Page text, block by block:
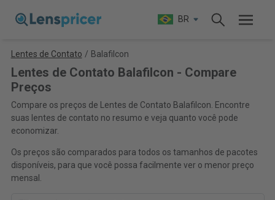
BR
Lentes de Contato / Balafilcon
Lentes de Contato Balafilcon - Compare
Preços
Compare os preços de Lentes de Contato Balafilcon. Encontre
suas lentes de contato no resumo e veja quanto você pode
economizar.
Os preços são comparados para todos os tamanhos de pacotes
disponíveis, para que você possa facilmente ver o menor preço
mensal.